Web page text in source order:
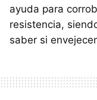
ayuda para
resistencia,
saber si